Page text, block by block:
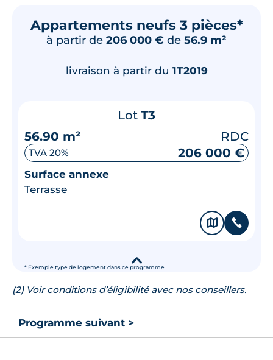
Appartements neufs 3 pièces*
à partir de 206 000 € de 56.9 m²
* Exemple type de logement dans ce programme
livraison à partir du 1T2019
Lot T3
56.90 m²
RDC
TVA 20% 206 000 €
Surface annexe
Terrasse
🗞 📞
▾
(2) Voir conditions d’éligibilité avec nos conseillers.
Programme suivant >